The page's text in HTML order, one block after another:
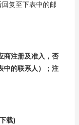
复至下表中的邮
商注册及准入，否
中的联系人）；注
载)